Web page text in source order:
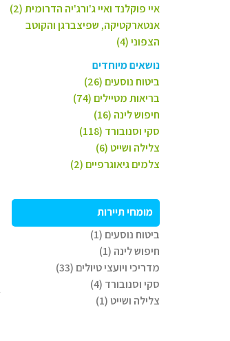
איי פוקלנד ואיי ג'ורג'יה הדרומית (2)
אנטארקטיקה, שפיצברגן והקוטב
הצפוני (4)
נושאים מיוחדים
ביטוח נוסעים (26)
בריאות מטיילים (74)
חיפוש לינה (16)
סקי וסנובורד (118)
צלילה ושייט (6)
צלמים גיאוגרפיים (2)
מומחי תיירות
ביטוח נוסעים (1)
חיפוש לינה (1)
מדריכי ויועצי טיולים (33)
סקי וסנובורד (4)
צלילה ושייט (1)